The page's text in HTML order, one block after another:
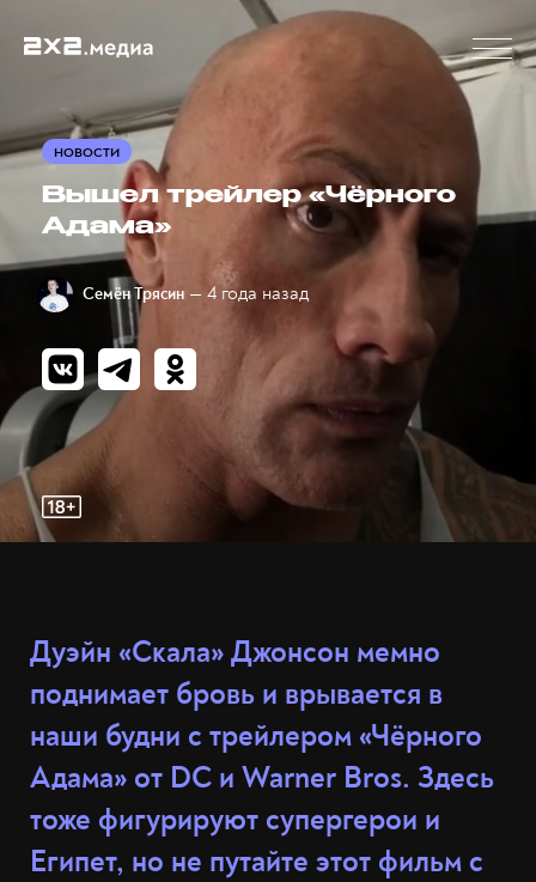
НОВОСТИ
Вышел трейлер «Чёрного
Адама»
Семён Трясин — 4 года назад
Дуэйн «Скала» Джонсон мемно
поднимает бровь и врывается в
наши будни с трейлером «Чёрного
Адама» от DC и Warner Bros. Здесь
тоже фигурируют супергерои и
Египет, но не путайте этот фильм с